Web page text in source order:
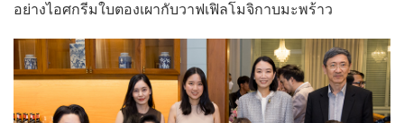
อย่างไอศกรีมใบตองเผากับวาฟเฟิลโมจิกาบมะพร้าว